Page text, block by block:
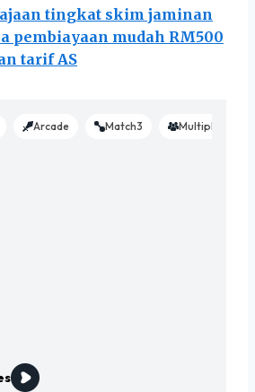
tingkat skim jaminan
pembiayaan mudah RM500
tarif AS